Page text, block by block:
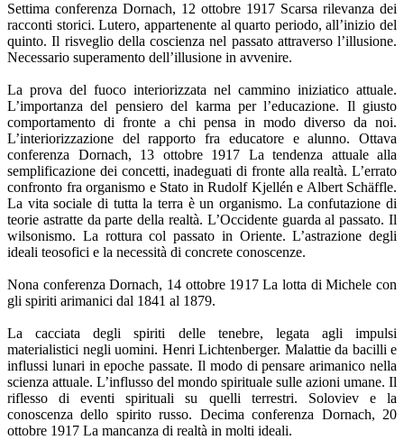
Settima conferenza Dornach, 12 ottobre 1917 Scarsa rilevanza dei
racconti storici. Lutero, appartenente al quarto periodo, all’inizio del
quinto. Il risveglio della coscienza nel passato attraverso l’illusione.
Necessario superamento dell’illusione in avvenire.
La prova del fuoco interiorizzata nel cammino iniziatico attuale.
L’importanza del pensiero del karma per l’educazione. Il giusto
comportamento di fronte a chi pensa in modo diverso da noi.
L’interiorizzazione del rapporto fra educatore e alunno. Ottava
conferenza Dornach, 13 ottobre 1917 La tendenza attuale alla
semplificazione dei concetti, inadeguati di fronte alla realtà. L’errato
confronto fra organismo e Stato in Rudolf Kjellén e Albert Schäffle.
La vita sociale di tutta la terra è un organismo. La confutazione di
teorie astratte da parte della realtà. L’Occidente guarda al passato. Il
wilsonismo. La rottura col passato in Oriente. L’astrazione degli
ideali teosofici e la necessità di concrete conoscenze.
Nona conferenza Dornach, 14 ottobre 1917 La lotta di Michele con
gli spiriti arimanici dal 1841 al 1879.
La cacciata degli spiriti delle tenebre, legata agli impulsi
materialistici negli uomini. Henri Lichtenberger. Malattie da bacilli e
influssi lunari in epoche passate. Il modo di pensare arimanico nella
scienza attuale. L’influsso del mondo spirituale sulle azioni umane. Il
riflesso di eventi spirituali su quelli terrestri. Soloviev e la
conoscenza dello spirito russo. Decima conferenza Dornach, 20
ottobre 1917 La mancanza di realtà in molti ideali.